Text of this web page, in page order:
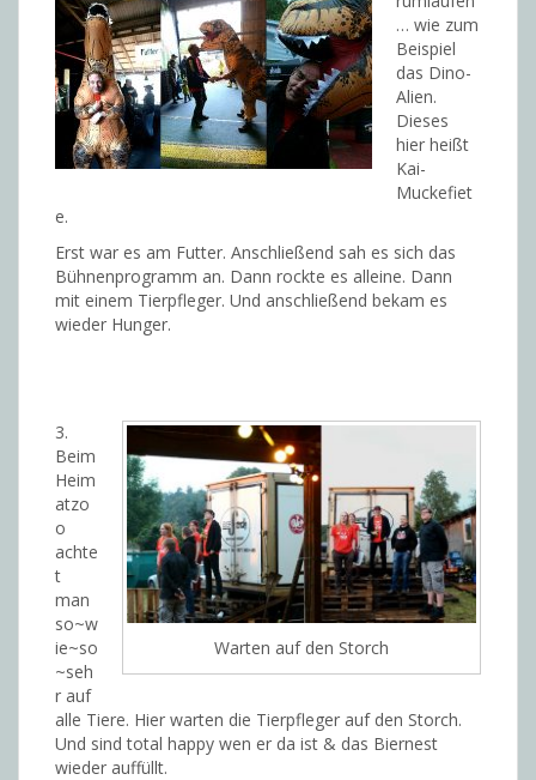
… wie zum
Beispiel
das Dino-
Alien.
Dieses
hier heißt
Kai-
Muckefiet
e.
Erst war es am Futter. Anschließend sah es sich das
Bühnenprogramm an. Dann rockte es alleine. Dann
mit einem Tierpfleger. Und anschließend bekam es
wieder Hunger.
Warten auf den Storch
3.
Beim
Heim
atzo
o
achte
t
man
so~w
ie~so
~seh
r auf
alle Tiere. Hier warten die Tierpfleger auf den Storch.
Und sind total happy wen er da ist & das Biernest
wieder auffüllt.